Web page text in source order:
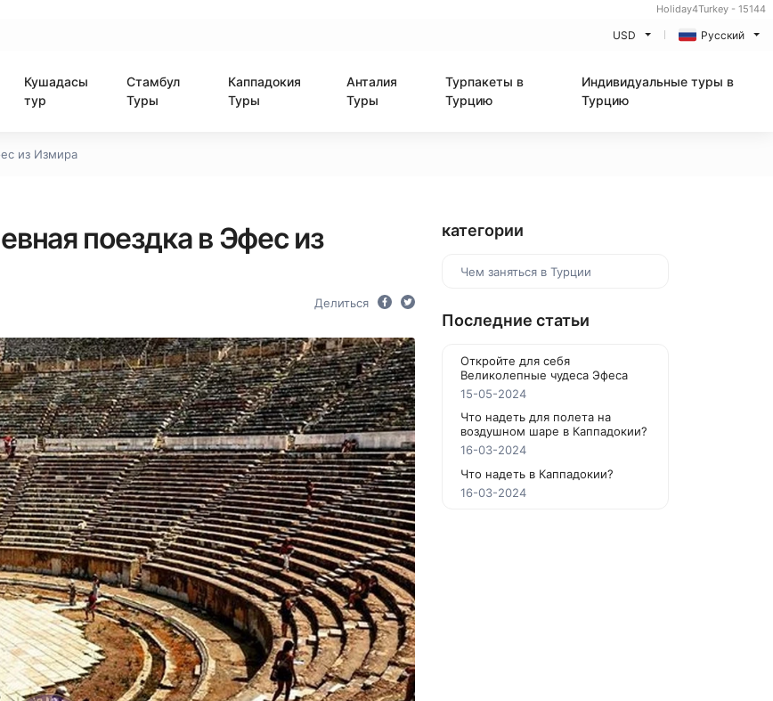
Holiday4Turkey - 15144
USD Русский
Кушадасы
тур
Стамбул
Туры
Каппадокия
Туры
Анталия
Туры
Турпакеты в
Турцию
Индивидуальные туры в
Турцию
из Измира
поездка в Эфес из
Делиться
категории
Чем заняться в Турции
Последние статьи
Откройте для себя
Великолепные чудеса Эфеса
15-05-2024
Что надеть для полета на
воздушном шаре в Каппадокии?
16-03-2024
Что надеть в Каппадокии?
16-03-2024